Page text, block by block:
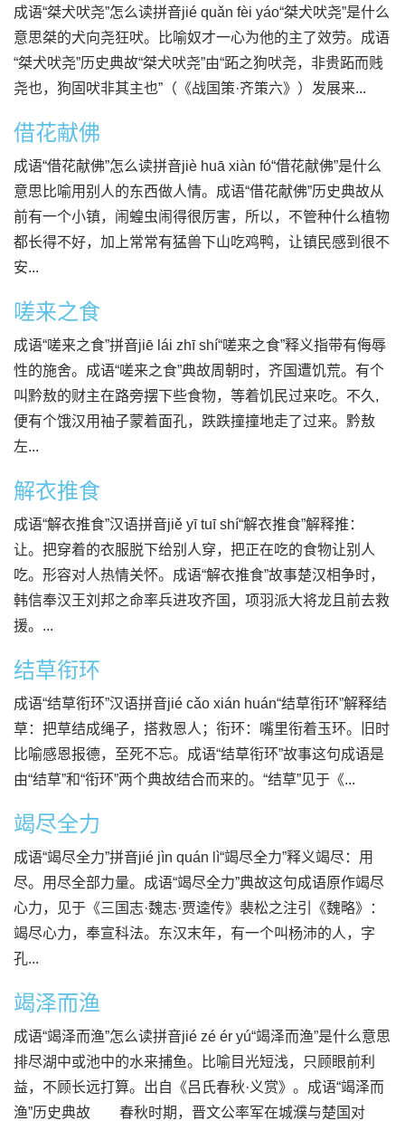
成语“桀犬吠尧”怎么读拼音jié quǎn fèi yáo“桀犬吠尧”是什么
意思桀的犬向尧狂吠。比喻奴才一心为他的主了效劳。成语
“桀犬吠尧”历史典故“桀犬吠尧”由“跖之狗吠尧，非贵跖而贱
尧也，狗固吠非其主也”（《战国策·齐策六》）发展来...
借花献佛
成语“借花献佛”怎么读拼音jiè huā xiàn fó“借花献佛”是什么
意思比喻用别人的东西做人情。成语“借花献佛”历史典故从
前有一个小镇，闹蝗虫闹得很厉害，所以，不管种什么植物
都长得不好，加上常常有猛兽下山吃鸡鸭，让镇民感到很不
安...
嗟来之食
成语“嗟来之食”拼音jiē lái zhī shí“嗟来之食”释义指带有侮辱
性的施舍。成语“嗟来之食”典故周朝时，齐国遭饥荒。有个
叫黔敖的财主在路旁摆下些食物，等着饥民过来吃。不久,
便有个饿汉用袖子蒙着面孔，跌跌撞撞地走了过来。黔敖
左...
解衣推食
成语“解衣推食”汉语拼音jiě yī tuī shí“解衣推食”解释推：
让。把穿着的衣服脱下给别人穿，把正在吃的食物让别人
吃。形容对人热情关怀。成语“解衣推食”故事楚汉相争时，
韩信奉汉王刘邦之命率兵进攻齐国，项羽派大将龙且前去救
援。...
结草衔环
成语“结草衔环”汉语拼音jié cǎo xián huán“结草衔环”解释结
草：把草结成绳子，搭救恩人；衔环：嘴里衔着玉环。旧时
比喻感恩报德，至死不忘。成语“结草衔环”故事这句成语是
由“结草”和“衔环”两个典故结合而来的。“结草”见于《...
竭尽全力
成语“竭尽全力”拼音jié jìn quán lì“竭尽全力”释义竭尽：用
尽。用尽全部力量。成语“竭尽全力”典故这句成语原作竭尽
心力，见于《三国志·魏志·贾逵传》裴松之注引《魏略》：
竭尽心力，奉宣科法。东汉末年，有一个叫杨沛的人，字
孔...
竭泽而渔
成语“竭泽而渔”怎么读拼音jié zé ér yú“竭泽而渔”是什么意思
排尽湖中或池中的水来捕鱼。比喻目光短浅，只顾眼前利
益，不顾长远打算。出自《吕氏春秋·义赏》。成语“竭泽而
渔”历史典故 春秋时期，晋文公率军在城濮与楚国对